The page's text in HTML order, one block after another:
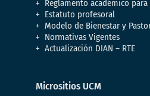
Reglamento académico
Estatuto profesoral
Modelo de Bienestar y
Normativas Vigentes
Actualización DIAN – RTE
Micrositios UCM